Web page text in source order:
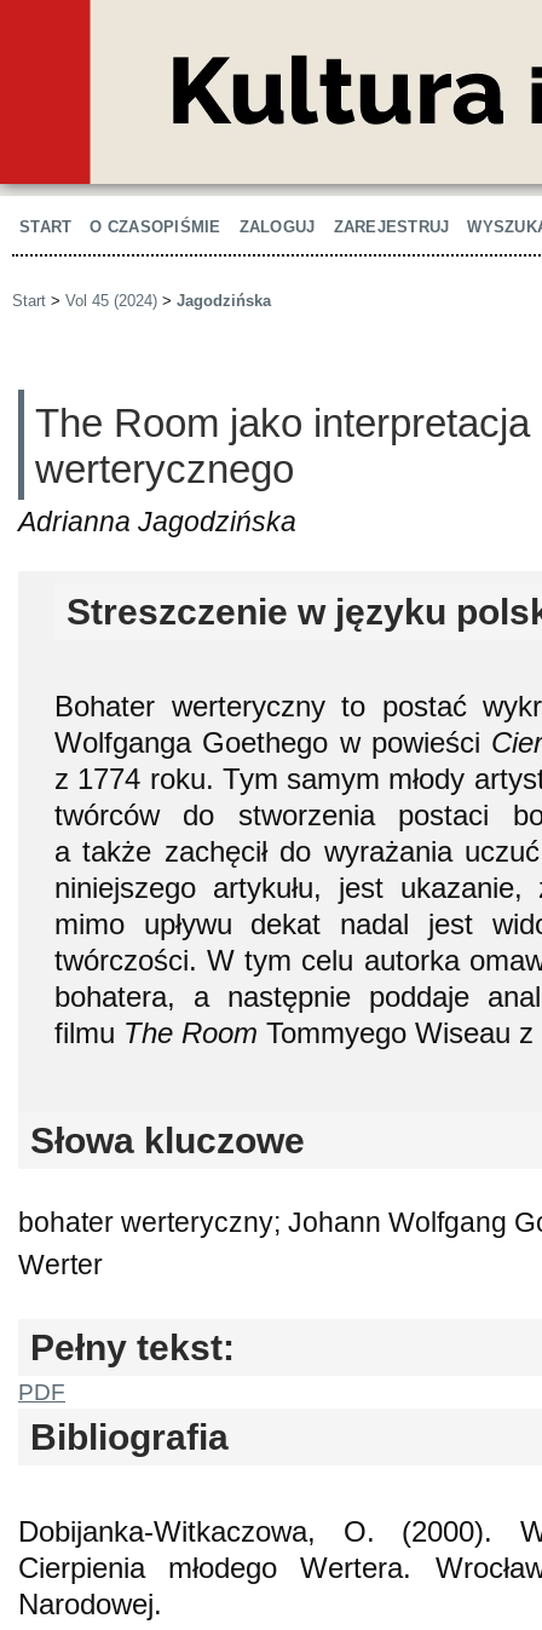
START O CZASOPIŚMIE ZALOGUJ ZAREJESTRUJ
Start > Vol 45 (2024) > Jagodzińska
The Room jako interpretacja
werterycznego
Adrianna Jagodzińska
Streszczenie w języku
Bohater werteryczny to postać
Wolfganga Goethego w powieści
z 1774 roku. Tym samym młody
twórców do stworzenia postaci
a także zachęcił do wyrażania
niniejszego artykułu, jest
mimo upływu dekat nadal jest
twórczości. W tym celu autorka
bohatera, a następnie poddaje
filmu The Room Tommyego Wiseau
Słowa kluczowe
bohater werteryczny; Johann Wolfgang
Werter
Pełny tekst:
PDF
Bibliografia
Dobijanka-Witkaczowa, O. (2000).
Cierpienia młodego Wertera.
Narodowej.